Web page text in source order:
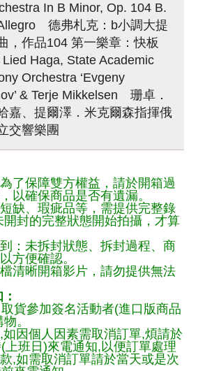
In B Minor, Op. 104 B.
德弗札克：b小調大提
，作品104 第一樂章：快板
Haga, State Academic
Orchestra ‘Evgeny
& Terje Mikkelsen 珊卓．
嘉、提爾澤．米克爾森指揮俄
交響樂團
了保障雙方權益，請於開箱過
以確保商品是否有遺漏。
缺、瑕疵品等，需提供完整錄
封的完整狀態開始拍攝，才算
：未拆封狀態、拆封過程、商
方便確認。
清晰開箱影片，請勿提供無法
貨參加簽名活動者(進口版商品
。
如因個人因素需取消訂單,煩請於
上班日)來電通知,以便訂單處理
,如需取消訂單請於當天或是次